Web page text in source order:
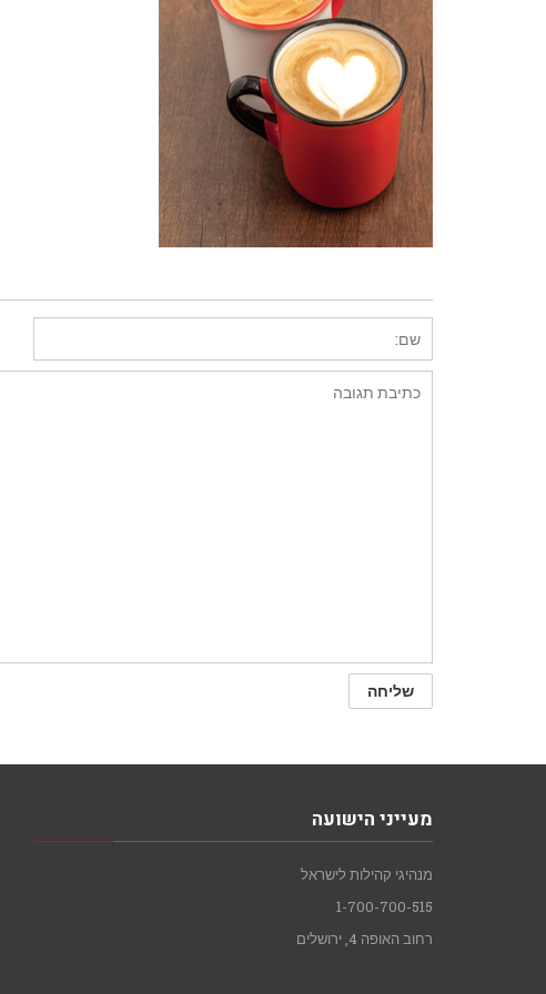
מעייני הישועה
מנהיגי קהילות לישראל
1-700-700-515
רחוב האופה 4, ירושלים